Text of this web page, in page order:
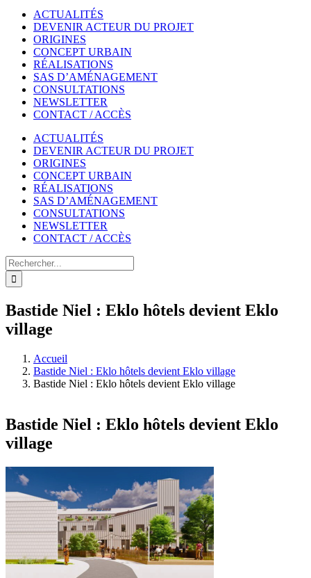
ACTUALITÉS
DEVENIR ACTEUR DU PROJET
ORIGINES
CONCEPT URBAIN
RÉALISATIONS
SAS D’AMÉNAGEMENT
CONSULTATIONS
NEWSLETTER
CONTACT / ACCÈS
ACTUALITÉS
DEVENIR ACTEUR DU PROJET
ORIGINES
CONCEPT URBAIN
RÉALISATIONS
SAS D’AMÉNAGEMENT
CONSULTATIONS
NEWSLETTER
CONTACT / ACCÈS
Rechercher
Bastide Niel : Eklo hôtels devient Eklo
village
Accueil
Bastide Niel : Eklo hôtels devient Eklo village
Bastide Niel : Eklo hôtels devient Eklo village
Bastide Niel : Eklo hôtels devient Eklo
village